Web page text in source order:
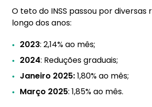
O teto do INSS passou por diversas
longo dos anos:
2023: 2,14% ao mês;
2024: Reduções graduais;
Janeiro 2025:1,80% ao mês;
Março 2025: 1,85% ao mês.